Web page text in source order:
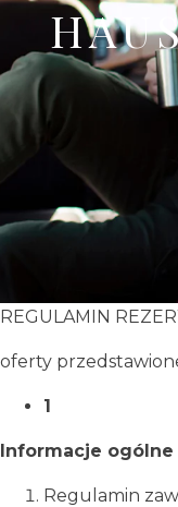
REGULAMIN
oferty
1
Informacje ogólne
Regulamin